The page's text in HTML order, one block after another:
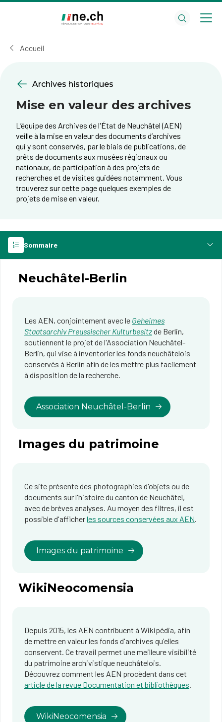
cookies
Accueil
Archives historiques
Mise en valeur des archives
L’équipe des Archives de l'État de Neuchâtel (AEN)
veille à la mise en valeur des documents d’archives
qui y sont conservés, par le biais de publications, de
prêts de documents aux musées régionaux ou
nationaux, de participation à des projets de
recherches et de visites guidées notamment. Vous
trouverez sur cette page quelques exemples de
projets de mise en valeur.
Sommaire
Neuchâtel-Berlin
Les AEN, conjointement avec le Geheimes
Staatsarchiv Preussischer Kulturbesitzde Berlin,
soutiennent le projet de l'Association Neuchâtel-
Berlin, qui vise à inventorier les fonds neuchâtelois
conservés à Berlin afin de les mettre plus facilement
à disposition de la recherche.
Association Neuchâtel-Berlin
Images du patrimoine
Ce site présente des photographies d'objets ou de
documents sur l'histoire du canton de Neuchâtel,
avec de brèves analyses. Au moyen des filtres, il est
possible d'afficherles sources conservées aux AEN.
Images du patrimoine
WikiNeocomensia
Depuis 2015, les AEN contribuent à Wikipédia, afin
de mettre en valeur les fonds d'archives qu'elles
conservent. Ce travail permet une meilleure visibilité
du patrimoine archivistique neuchâtelois.
Découvrez comment les AEN procèdent dans cet
article de la revue Documentation et bibliothèques.
WikiNeocomensia